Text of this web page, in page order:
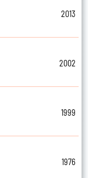
2013
2002
1999
1976